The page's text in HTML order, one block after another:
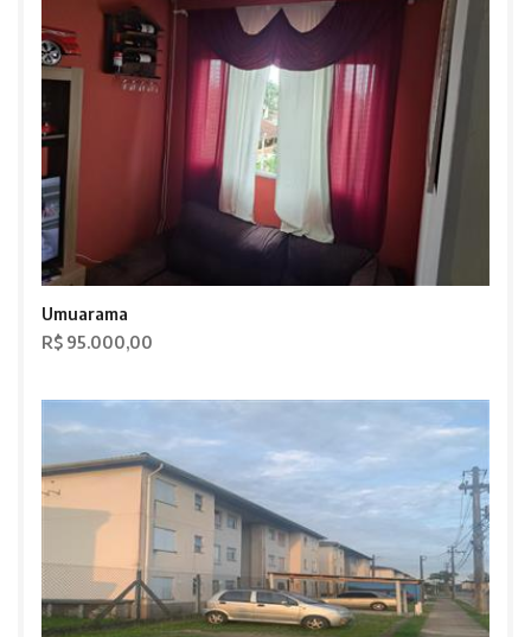
Umuarama
R$ 95.000,00